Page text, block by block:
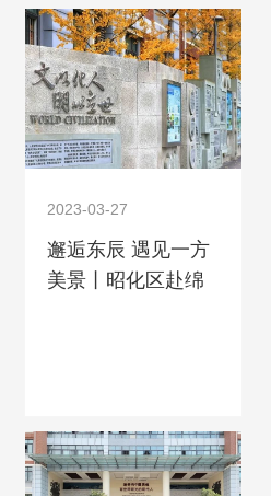
2023-03-27
邂逅东辰 遇见一方
美景丨昭化区赴绵